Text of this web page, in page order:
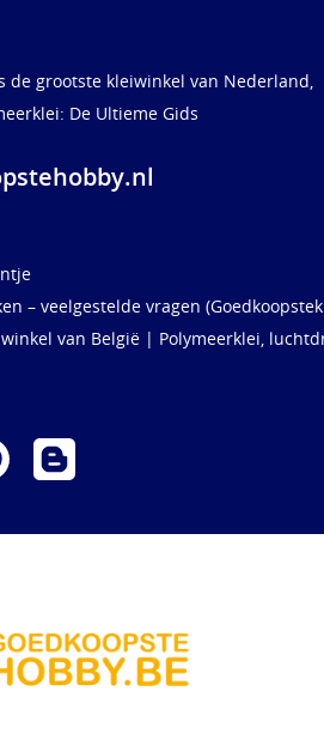
de grootste kleiwinkel van Nederland,
De Ultieme Gids
– veelgestelde vragen
van België | Polymeerklei,